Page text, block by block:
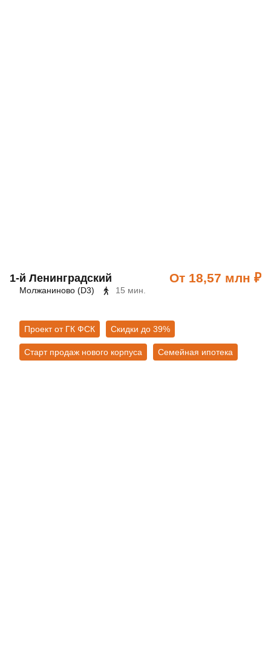
1‑й Ленинградский От 18,57 млн ₽
Молжаниново (D3) 15 мин.
Проект от ГК ФСК Скидки до 39%
Старт продаж нового корпуса Семейная ипотека